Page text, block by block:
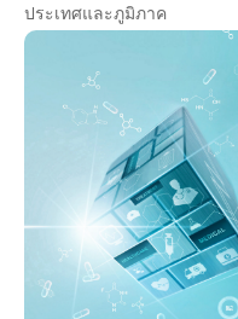
ประเทศและภูมิภาค